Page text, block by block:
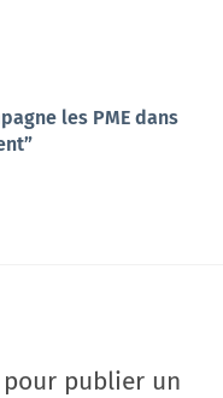
les PME dans
pour publier un